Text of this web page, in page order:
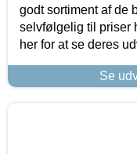
godt sortiment af de
selvfølgelig til priser
her for at se deres
Se